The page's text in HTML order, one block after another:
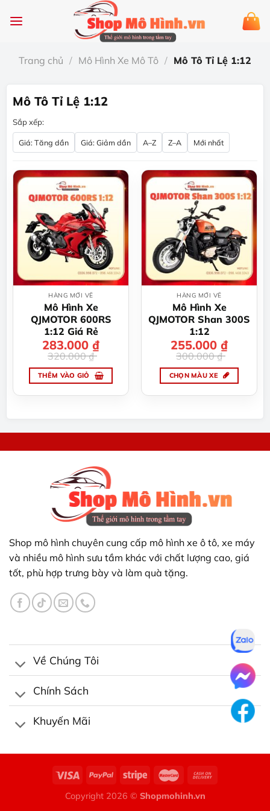
đến
Trang chủ / Mô Hình Xe Mô Tô / Mô Tô Tỉ Lệ 1:12
Mô Tô Tỉ Lệ 1:12
Sắp xếp:
Giá: Tăng dần Giá: Giảm dần A–Z Z–A Mới nhất
HÀNG MỚI VỀ
Mô Hình Xe
QJMOTOR 600RS
1:12 Giá Rẻ
320.000₫
Giá
gốc
là:
320.000 ₫.
283.000 ₫
Giá
hiện
tại
là:
283.000 ₫.
THÊM VÀO GIỎ
HÀNG MỚI VỀ
Mô Hình Xe
QJMOTOR Shan 300S
1:12
300.000₫
Giá
gốc
là:
300.000 ₫.
255.000 ₫
Giá
hiện
tại
là:
255.000 ₫.
CHỌN MÀU XE
biến
chọn
được
chọn
trên
Shop mô hình chuyên cung cấp mô hình xe ô tô, xe máy
và nhiều mô hình sưu tầm khác với chất lượng cao, giá
tốt, phù hợp trưng bày và làm quà tặng.
Về Chúng Tôi
Chính Sách
Khuyến Mãi
Copyright 2026 © Shopmohinh.vn